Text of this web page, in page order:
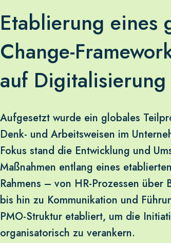
Etablierung eines
Change-
auf Digitalisierung
Aufgesetzt wurde ein globales
Denk- und Arbeitsweisen im
Fokus stand die Entwicklung und
Maßnahmen entlang eines
Rahmens – von HR-Prozessen über
bis hin zu Kommunikation und
PMO-Struktur etabliert, um die
organisatorisch zu verankern.